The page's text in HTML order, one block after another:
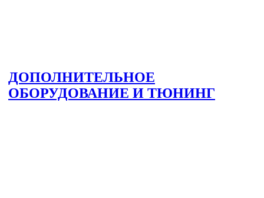
ДОПОЛНИТЕЛЬНОЕ
ОБОРУДОВАНИЕ И ТЮНИНГ